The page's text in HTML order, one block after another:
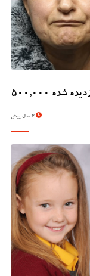
دزد سریالی که با درخواست بازپرداخت اقلام دزدیده شده 500,000
2 سال پیش